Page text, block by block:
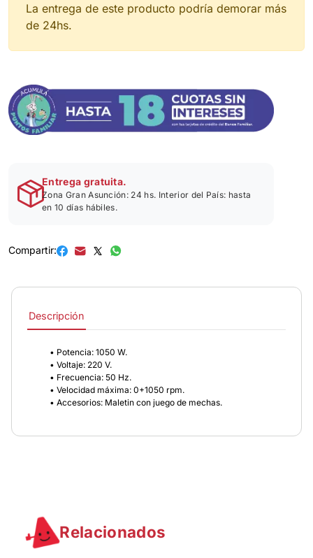
La entrega de este producto podría demorar más
de 24hs.
Entrega gratuita.
Zona Gran Asunción: 24 hs. Interior del País: hasta
en 10 días hábiles.
Compartir:
Descripción
• Potencia: 1050 W.
• Voltaje: 220 V.
• Frecuencia: 50 Hz.
• Velocidad máxima: 0+1050 rpm.
• Accesorios: Maletin con juego de mechas.
Relacionados